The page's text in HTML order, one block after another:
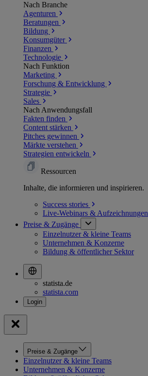
Nach Branche
Agenturen
Beratungen
Bildung
Konsumgüter
Finanzen
Technologie
Nach Funktion
Marketing
Forschung & Entwicklung
Strategie
Sales
Nach Anwendungsfall
Fakten finden
Content stärken
Pitches gewinnen
Märkte verstehen
Strategien entwickeln
Ressourcen
Inhalte, die informieren und inspirieren.
Success stories
Live-Webinars & Aufzeichnungen
Preise & Zugänge
Einzelnutzer & kleine Teams
Unternehmen & Konzerne
Bildung & öffentlicher Sektor
statista.de
statista.com
Preise & Zugänge
Einzelnutzer & kleine Teams
Unternehmen & Konzerne